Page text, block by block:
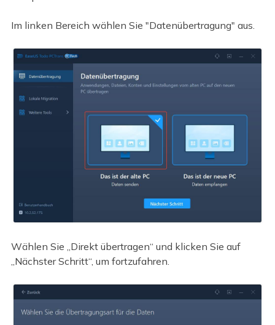
Im linken Bereich wählen Sie "Datenübertragung" aus.
Wählen Sie „Direkt übertragen“ und klicken Sie auf
„Nächster Schritt“, um fortzufahren.